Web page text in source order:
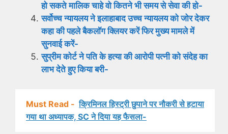
हो सकते मालिक चाहे वो कितने भी समय से सेवा की हो-
सर्वोच्च न्यायलय ने इलाहाबाद उच्च न्यायलय को जोर देकर
कहा की पहले बैकलॉग क्लियर करें फिर मुख्य मामले में
सुनवाई करें-
सुप्रीम कोर्ट ने पति के हत्या की आरोपी पत्नी को संदेह का
लाभ देते हुए किया बरी-
Must Read - क्रिमिनल हिस्ट्री छुपाने पर नौकरी से हटाया
गया था अध्यापक, SC ने दिया यह फैसला-